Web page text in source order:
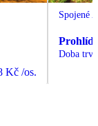
Kč /os.
Spojené
Doba